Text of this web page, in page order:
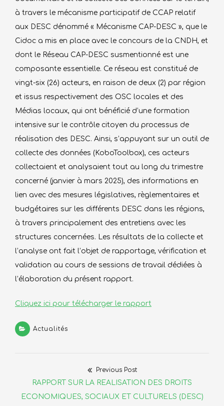
à travers le mécanisme participatif de CCAP relatif
aux DESC dénommé « Mécanisme CAP-DESC », que le
Cidoc a mis en place avec le concours de la CNDH, et
dont le Réseau CAP-DESC susmentionné est une
composante essentielle. Ce réseau est constitué de
vingt-six (26) acteurs, en raison de deux (2) par région
et issus respectivement des OSC locales et des
Médias locaux, qui ont bénéficié d’une formation
intensive sur le contrôle citoyen du processus de
réalisation des DESC. Ainsi, s’appuyant sur un outil de
collecte des données (KoboToolbox), ces acteurs
collectaient et analysaient tout au long du trimestre
concerné (janvier à mars 2025), des informations en
lien avec des mesures législatives, règlementaires et
budgétaires sur les différents DESC dans les régions,
à travers principalement des entretiens avec les
structures concernées. Les résultats de la collecte et
l’analyse ont fait l’objet de rapportage, vérification et
validation au cours de sessions de travail dédiées à
l’élaboration du présent rapport.
Cliquez ici pour télécharger le rapport
Actualités
de
Previous Post
Previous
post:
RAPPORT SUR LA REALISATION DES DROITS
ECONOMIQUES, SOCIAUX ET CULTURELS (DESC)